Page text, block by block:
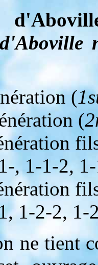
(
(
, 1-1-2,
1-2-2,
ne tient